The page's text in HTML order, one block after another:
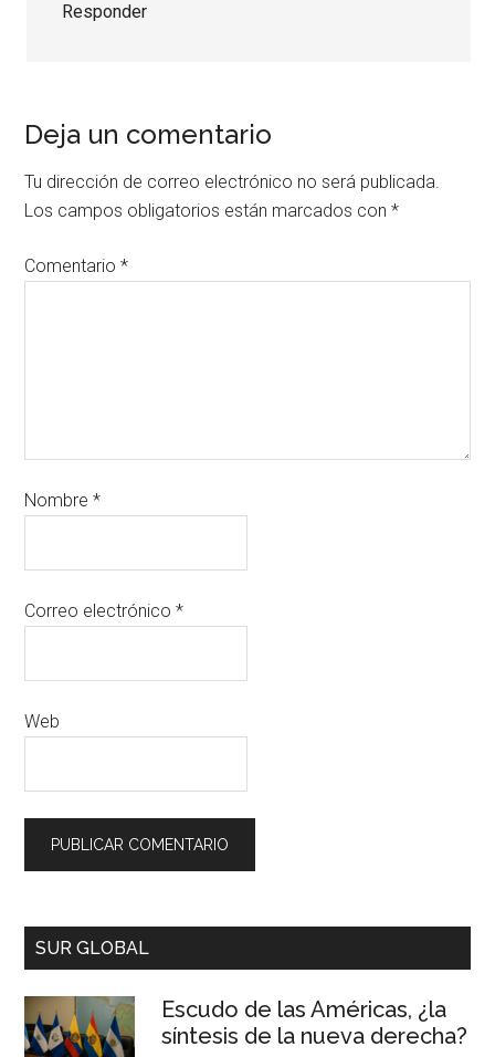
Responder
Deja un comentario
Tu dirección de correo electrónico no será publicada.
Los campos obligatorios están marcados con*
Comentario*
Nombre*
Correo electrónico*
Web
SUR GLOBAL
Escudo de las Américas, ¿la
síntesis de la nueva derecha?